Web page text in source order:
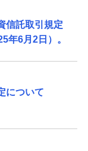
信託取引規定
年6月2日）。
について